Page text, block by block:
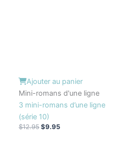
Ajouter au panier
Mini-romans d'une ligne
3 mini-romans d’une ligne
(série 10)
$12.95$9.95